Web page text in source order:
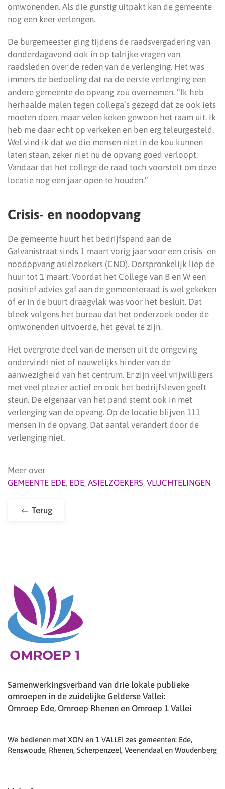
omwonenden. Als die gunstig uitpakt kan de gemeente
nog een keer verlengen.
De burgemeester ging tijdens de raadsvergadering van
donderdagavond ook in op talrijke vragen van
raadsleden over de reden van de verlenging. Het was
immers de bedoeling dat na de eerste verlenging een
andere gemeente de opvang zou overnemen. “Ik heb
herhaalde malen tegen collega’s gezegd dat ze ook iets
moeten doen, maar velen keken gewoon het raam uit. Ik
heb me daar echt op verkeken en ben erg teleurgesteld.
Wel vind ik dat we die mensen niet in de kou kunnen
laten staan, zeker niet nu de opvang goed verloopt.
Vandaar dat het college de raad toch voorstelt om deze
locatie nog een jaar open te houden.”
Crisis- en noodopvang
De gemeente huurt het bedrijfspand aan de
Galvanistraat sinds 1 maart vorig jaar voor een crisis- en
noodopvang asielzoekers (CNO). Oorspronkelijk liep de
huur tot 1 maart. Voordat het College van B en W een
positief advies gaf aan de gemeenteraad is wel gekeken
of er in de buurt draagvlak was voor het besluit. Dat
bleek volgens het bureau dat het onderzoek onder de
omwonenden uitvoerde, het geval te zijn.
Het overgrote deel van de mensen uit de omgeving
ondervindt niet of nauwelijks hinder van de
aanwezigheid van het centrum. Er zijn veel vrijwilligers
met veel plezier actief en ook het bedrijfsleven geeft
steun. De eigenaar van het pand stemt ook in met
verlenging van de opvang. Op de locatie blijven 111
mensen in de opvang. Dat aantal verandert door de
verlenging niet.
Meer over
GEMEENTE EDE, EDE, ASIELZOEKERS, VLUCHTELINGEN
Terug
Samenwerkingsverband van drie lokale publieke
omroepen in de zuidelijke Gelderse Vallei:
Omroep Ede, Omroep Rhenen en Omroep 1 Vallei
We bedienen met XON en 1 VALLEI zes gemeenten: Ede,
Renswoude, Rhenen, Scherpenzeel, Veenendaal en Woudenberg